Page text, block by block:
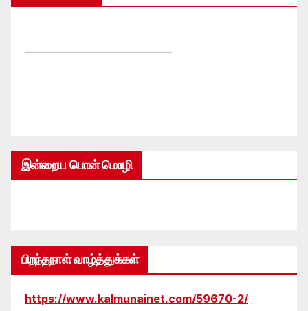
—————————————-
இன்றைய பொன் மொழி
பிறந்தநாள் வாழ்த்துக்கள்
https://www.kalmunainet.com/59670-2/